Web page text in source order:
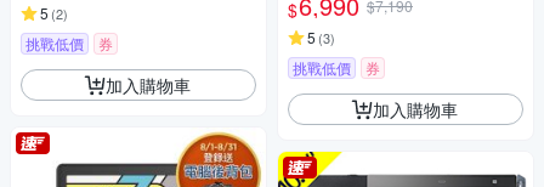
5 (2)
挑戰低價 券
加入購物車
$
$7,190
5 (3)
挑戰低價 券
加入購物車